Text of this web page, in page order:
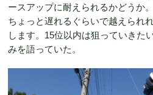
ースアップに耐えられるかどうか
ちょっと遅れるぐらいで越えられ
します。15位以内は狙っていきた
みを語っていた。